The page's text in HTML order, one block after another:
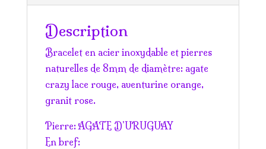
Description
Bracelet en acier inoxydable et pierres
naturelles de 8mm de diamètre: agate
crazy lace rouge, aventurine orange,
granit rose.
Pierre: AGATE D’URUGUAY
En bref: